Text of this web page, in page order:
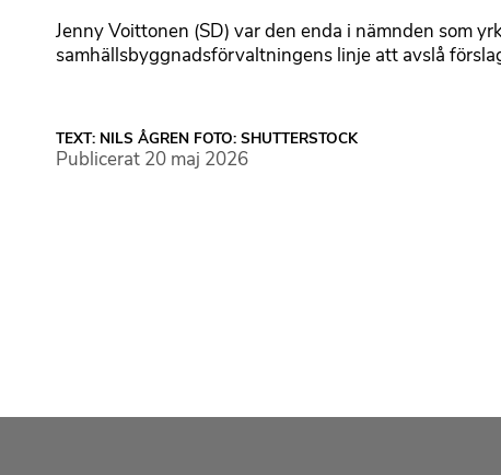
Jenny Voittonen (SD) var den enda i nämnden som
samhällsbyggnadsförvaltningens linje att avslå
TEXT: NILS ÅGREN FOTO: SHUTTERSTOCK
Publicerat 20 maj 2026